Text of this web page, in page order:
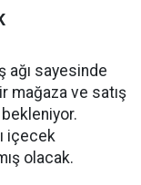
ağı sayesinde
mağaza ve satış
içecek
olacak.